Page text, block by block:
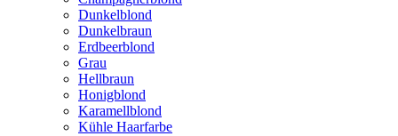
Dunkelblond
Dunkelbraun
Erdbeerblond
Grau
Hellbraun
Honigblond
Karamellblond
Kühle Haarfarbe